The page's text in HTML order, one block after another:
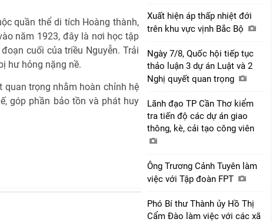
quần thể di tích Hoàng thành,
năm 1923, đây là nơi học tập
cuối của triều Nguyễn. Trải
hư hỏng nặng nề.
trọng nhằm hoàn chỉnh hệ
góp phần bảo tồn và phát huy
Xuất hiện áp thấp nhiệt đới
trên khu vực vịnh Bắc Bộ
Ngày 7/8, Quốc hội tiếp tục
thảo luận 3 dự án Luật và 2
Nghị quyết quan trọng
Lãnh đạo TP Cần Thơ kiểm
tra tiến độ các dự án giao
thông, kè, cải tạo công viên
Ông Trương Cảnh Tuyên làm
việc với Tập đoàn FPT
Phó Bí thư Thành ủy Hồ Thị
Cẩm Đào làm việc với các xã